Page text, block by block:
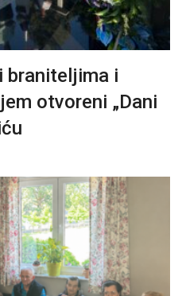
braniteljima i
otvoreni „Dani